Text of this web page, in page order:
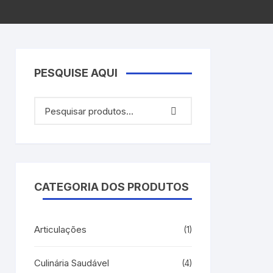
PESQUISE AQUI
CATEGORIA DOS PRODUTOS
Articulações (1)
Culinária Saudável (4)